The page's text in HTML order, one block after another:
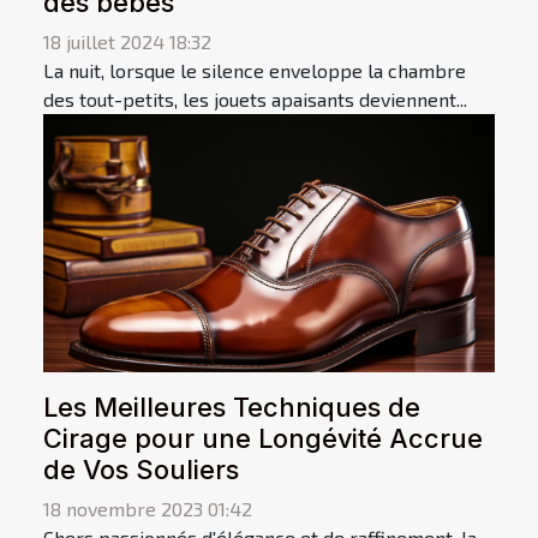
18 juillet 2024 18:32
La nuit, lorsque le silence enveloppe la chambre
des tout-petits, les jouets apaisants deviennent...
Les Meilleures Techniques de
Cirage pour une Longévité Accrue
de Vos Souliers
18 novembre 2023 01:42